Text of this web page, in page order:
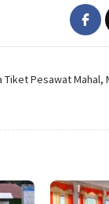
Tiket Pesawat Mahal,